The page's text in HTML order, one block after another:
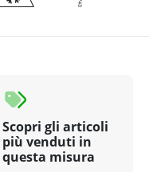
Scopri gli articoli
più venduti in
questa misura